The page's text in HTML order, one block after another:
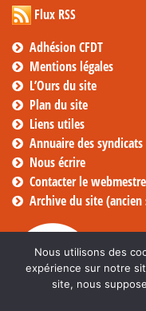
Flux RSS
Adhésion CFDT
Mentions légales
L’Ours du site
Plan du site
Liens utiles
Annuaire des syndicats
Nous écrire
Contacter le webmestre
Archive du site (ancien
Nous utilisons des
expérience sur notre
site, nous